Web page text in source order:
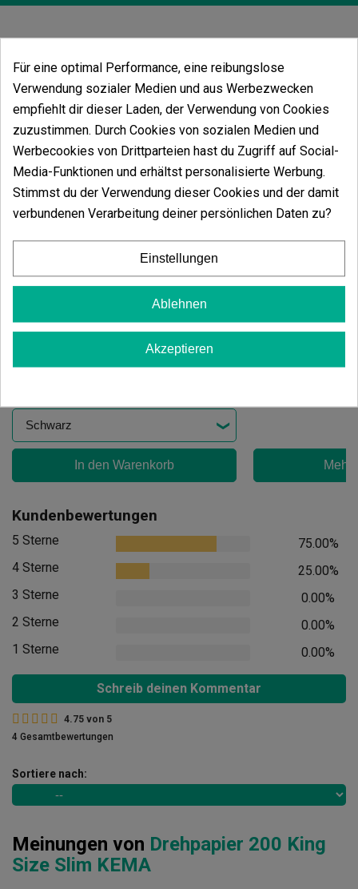
RAW Regal Aschenbecher
14,90 €
In den Warenkorb
9,95 €
Mehr
Kundenbewertungen
5 Sterne
75.00%
4 Sterne
25.00%
3 Sterne
0.00%
2 Sterne
0.00%
1 Sterne
0.00%
Schreib deinen Kommentar
4.75 von 5
4 Gesamtbewertungen
Sortiere nach:
Meinungen von Drehpapier 200 King
Size Slim KEMA
Für eine optimal Performance, eine reibungslose
Verwendung sozialer Medien und aus Werbezwecken
empfiehlt dir dieser Laden, der Verwendung von Cookies
zuzustimmen. Durch Cookies von sozialen Medien und
Werbecookies von Drittparteien hast du Zugriff auf Social-
Media-Funktionen und erhältst personalisierte Werbung.
Stimmst du der Verwendung dieser Cookies und der damit
verbundenen Verarbeitung deiner persönlichen Daten zu?
Einstellungen
Ablehnen
Akzeptieren